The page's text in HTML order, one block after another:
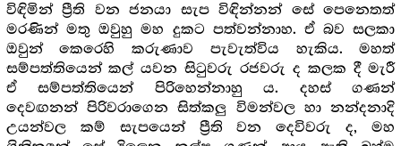
විඳිමින් ප්‍රීති වන ජනයා සැප විඳින්නන් සේ පෙනෙතත්
මරණින් මතු ඔවුහු මහ දුකට පත්වන්නාහ. ඒ බව සලකා
ඔවුන් කෙරෙහි කරුණාව පැවැත්විය හැකිය. මහත්
සම්පත්තියෙන් කල් යවන සිටුවරු රජවරු ද කලක දී මැරී
ඒ සම්පත්තියෙන් පිරිහෙන්නාහු ය. දහස් ගණන්
දෙවඟනන් පිරිවරාගෙන සිත්කලු විමන්වල හා නන්දනාදි
උයන්වල කම් සැපයෙන් ප්‍රීති වන දෙවිවරු ද, මහ